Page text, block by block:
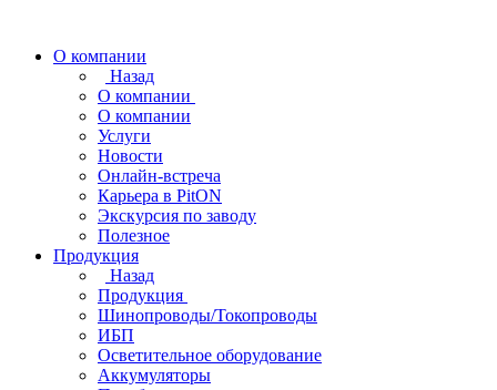
О компании
Назад
О компании
О компании
Услуги
Новости
Онлайн-встреча
Карьера в PitON
Экскурсия по заводу
Полезное
Продукция
Назад
Продукция
Шинопроводы/Токопроводы
ИБП
Осветительное оборудование
Аккумуляторы